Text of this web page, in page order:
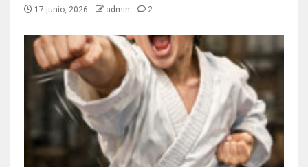
17 junio, 2026 admin 2